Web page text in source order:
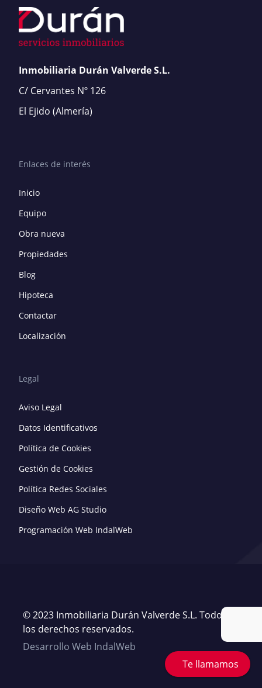
Inmobiliaria Durán Valverde S.L.
C/ Cervantes Nº 126
El Ejido (Almería)
Enlaces de interés
Inicio
Equipo
Obra nueva
Propiedades
Blog
Hipoteca
Contactar
Localización
Legal
Aviso Legal
Datos Identificativos
Política de Cookies
Gestión de Cookies
Política Redes Sociales
Diseño Web AG Studio
Programación Web IndalWeb
© 2023 Inmobiliaria Durán Valverde S.L. Todos
los derechos reservados.
Desarrollo Web IndalWeb
Te llamamos